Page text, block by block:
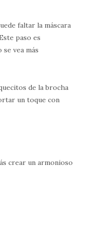
faltar la máscara
paso es
vea más
de la brocha
un toque con
crear un armonioso